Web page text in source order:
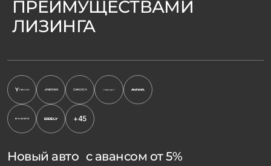
ПРЕИМУЩЕСТВАМИ
ЛИЗИНГА
+45
Новый авто с авансом от 5%